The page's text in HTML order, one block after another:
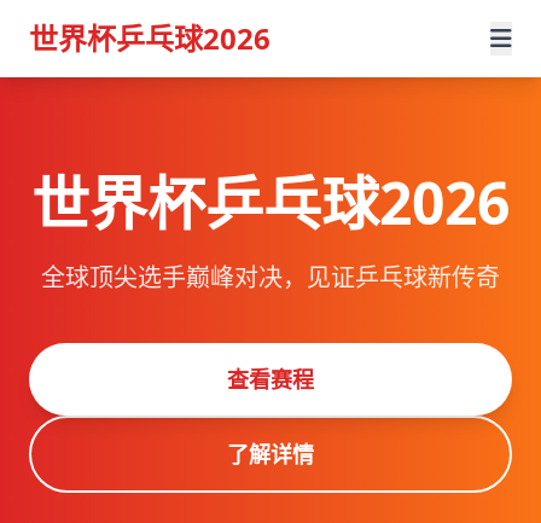
世界杯乒乓球2026
世界杯乒乓球2026
全球顶尖选手巅峰对决，见证乒乓球新传奇
查看赛程
了解详情